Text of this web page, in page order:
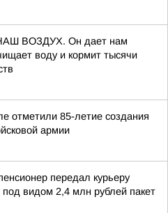
ВОЗДУХ. Он дает нам
воду и кормит тысячи
отметили 85-летие создания
армии
передал курьеру
видом 2,4 млн рублей пакет